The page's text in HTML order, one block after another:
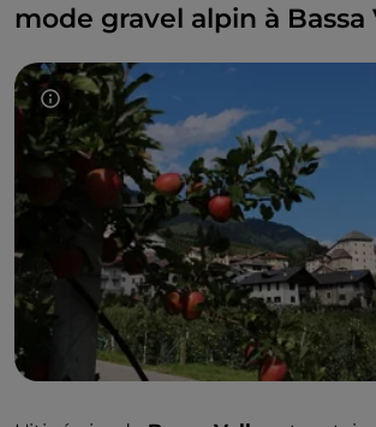
mode gravel alpin à Bassa